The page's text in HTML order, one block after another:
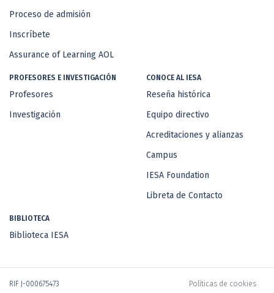
Proceso de admisión
Inscríbete
Assurance of Learning AOL
PROFESORES E INVESTIGACIÓN
Profesores
Investigación
CONOCE AL IESA
Reseña histórica
Equipo directivo
Acreditaciones y alianzas
Campus
IESA Foundation
Libreta de Contacto
BIBLIOTECA
Biblioteca IESA
RIF J-000675473 Políticas de cookies